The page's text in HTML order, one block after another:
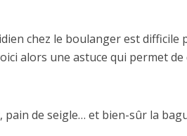
chez le boulanger est difficile
alors une astuce qui permet
pain de seigle… et bien-sûr la